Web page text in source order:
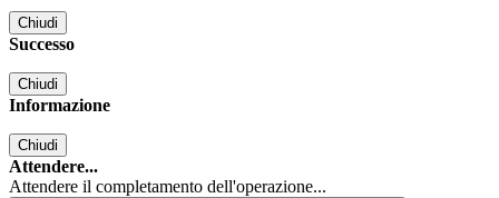
Chiudi
Successo
Chiudi
Informazione
Chiudi
Attendere...
Attendere il completamento dell'operazione...